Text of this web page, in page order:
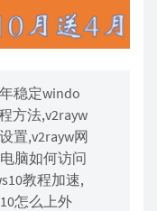
稳定windo
方法,v2rayw
置,v2rayw网
脑如何访问
教程加速,
怎么上外